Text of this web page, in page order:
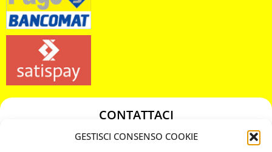
GESTISCI CONSENSO COOKIE
CONTATTACI
349 3863811